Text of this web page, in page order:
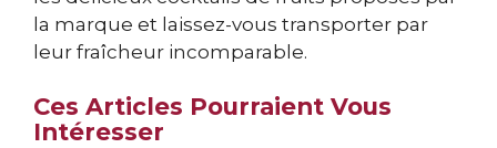
la marque et laissez-vous transporter par
leur fraîcheur incomparable.
Ces Articles Pourraient Vous
Intéresser